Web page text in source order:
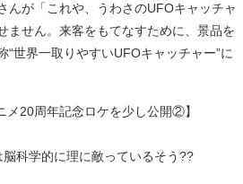
んが「これや、うわさのUFOキャッチャ
ません。来客をもてなすために、景品を
“世界一取りやすいUFOキャッチャー”に
メ20周年記念ロケを少し公開②】
科学的に理に敵っているそう??